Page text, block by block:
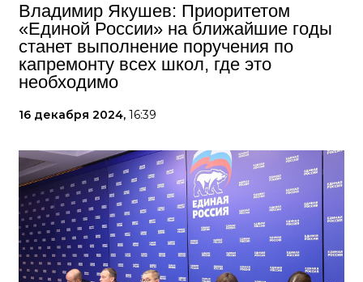
Владимир Якушев: Приоритетом
«Единой России» на ближайшие годы
станет выполнение поручения по
капремонту всех школ, где это
необходимо
16 декабря 2024, 16:39